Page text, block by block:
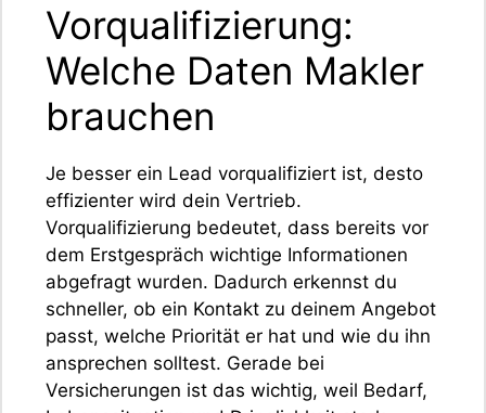
Vorqualifizierung:
Welche Daten Makler
brauchen
Je besser ein Lead vorqualifiziert ist, desto
effizienter wird dein Vertrieb.
Vorqualifizierung bedeutet, dass bereits vor
dem Erstgespräch wichtige Informationen
abgefragt wurden. Dadurch erkennst du
schneller, ob ein Kontakt zu deinem Angebot
passt, welche Priorität er hat und wie du ihn
ansprechen solltest. Gerade bei
Versicherungen ist das wichtig, weil Bedarf,